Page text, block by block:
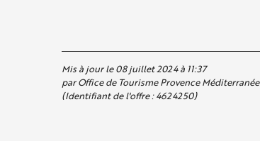
Mis à jour le 08 juillet 2024 à 11:37
par Office de Tourisme Provence Méditerranée
(Identifiant de l'offre :4624250)